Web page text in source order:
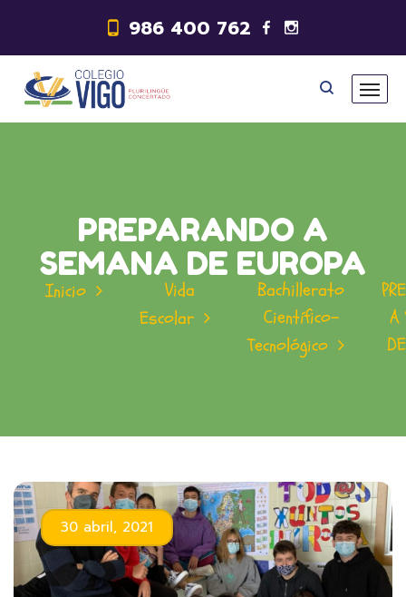
986 400 762
PREPARANDO A
SEMANA DE EUROPA
Inicio
Vida
Escolar
Bachillerato
Científico-
Tecnológico
A
30 abril, 2021